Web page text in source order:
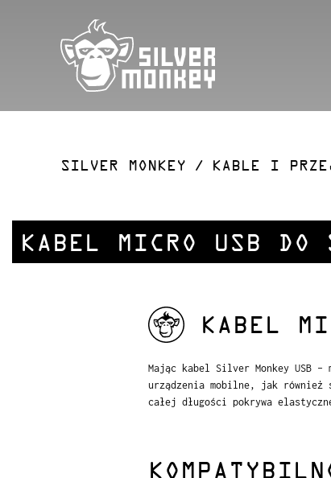
SILVER MONKEY KABLE I
KABEL MICRO USB
KABEL
Mając kabel Silver Monkey USB –
urządzenia mobilne, jak również
całej długości pokrywa